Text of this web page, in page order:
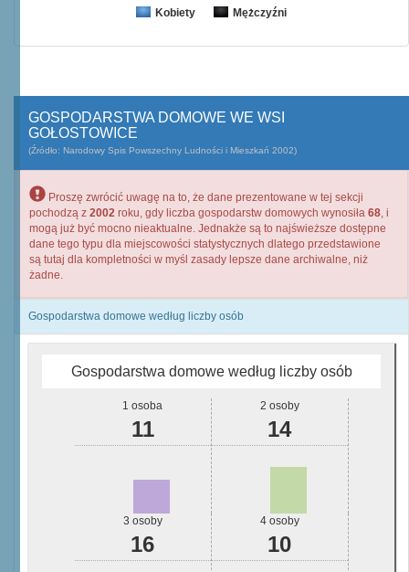
Kobiety Mężczyźni
GOSPODARSTWA DOMOWE WE WSI
GOŁOSTOWICE
(Źródło: Narodowy Spis Powszechny Ludności i Mieszkań 2002)
Proszę zwrócić uwagę na to, że dane prezentowane w tej sekcji
pochodzą z 2002 roku, gdy liczba gospodarstw domowych wynosiła 68, i
mogą już być mocno nieaktualne. Jednakże są to najświeższe dostępne
dane tego typu dla miejscowości statystycznych dlatego przedstawione
są tutaj dla kompletności w myśl zasady lepsze dane archiwalne, niż
żadne.
Gospodarstwa domowe według liczby osób
Gospodarstwa domowe według liczby osób
1 osoba
11
2 osoby
14
3 osoby
16
4 osoby
10